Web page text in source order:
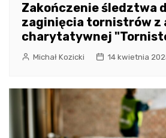
Zakończenie śledztwa
zaginięcia tornistrów z
charytatywnej
Michał Kozicki 14 kwietnia